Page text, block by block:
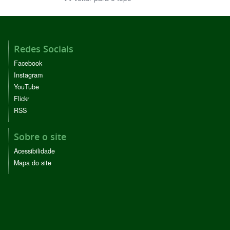
Redes Sociais
Facebook
Instagram
YouTube
Flickr
RSS
Sobre o site
Acessibilidade
Mapa do site